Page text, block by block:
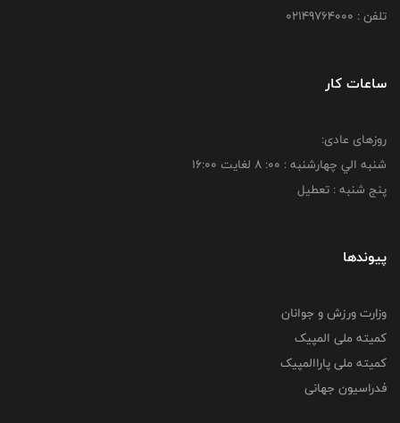
تلفن : 02149764000
ساعات کار
روزهای عادی:
شنبه الي چهارشنبه : 00: 8 لغايت 16:00
پنج شنبه : تعطیل
پیوندها
وزارت ورزش و جوانان
کمیته ملی المپیک
کمیته ملی پاراالمپیک
فدراسیون جهانی